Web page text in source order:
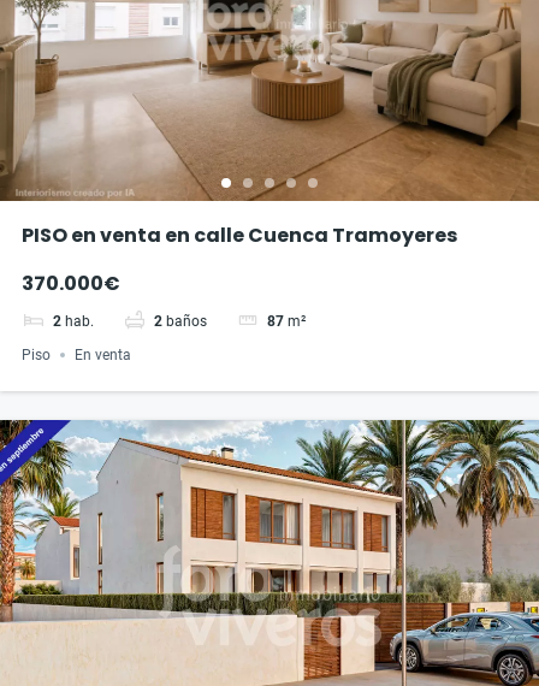
PISO en venta en calle Cuenca Tramoyeres
370.000€
2 hab. 2 baños 87 m²
Piso En venta